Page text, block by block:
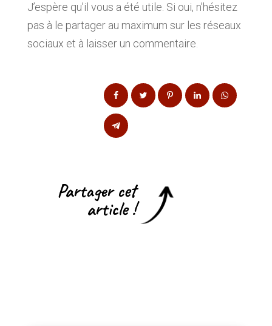
J’espère qu’il vous a été utile. Si oui, n’hésitez
pas à le partager au maximum sur les réseaux
sociaux et à laisser un commentaire.
Partager cet
article !